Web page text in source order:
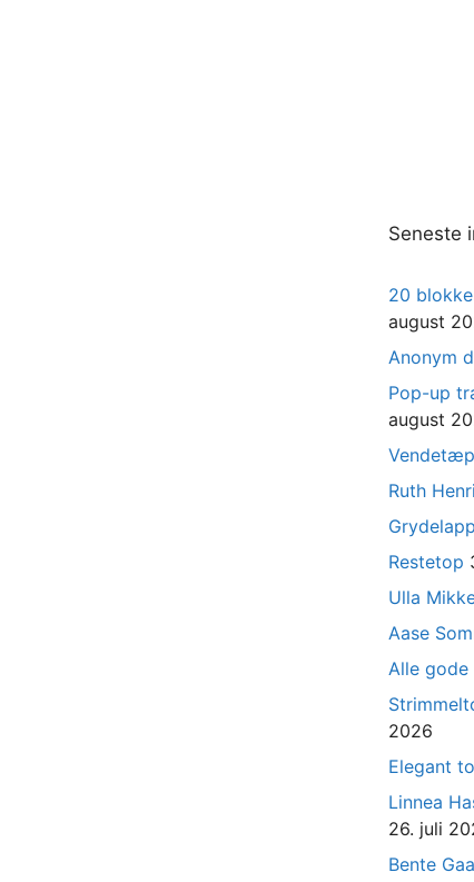
Seneste
20
august
Anonym
Pop-up
august
Ruth
Restetop
Ulla
Aase
Alle gode
2026
Elegant
Linnea
26. juli
Bente